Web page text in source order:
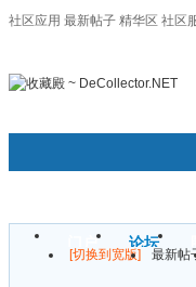
社区应用 最新帖子 精华区 社区
门户 论坛
[切换到宽版] 最新帖